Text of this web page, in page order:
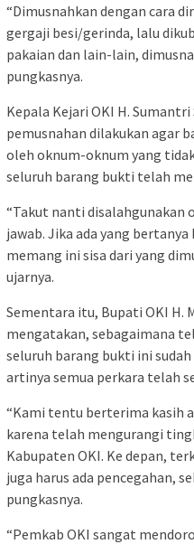
“Dimusnahkan dengan cara
gergaji besi/gerinda, lalu
pakaian dan lain-lain,
pungkasnya.
Kepala Kejari OKI H. Sumantri
pemusnahan dilakukan agar
oleh oknum-oknum yang
seluruh barang bukti telah
“Takut nanti
jawab. Jika ada yang
memang ini sisa dari yang
ujarnya.
Sementara itu, Bupati OKI H.
mengatakan, sebagaimana
seluruh barang bukti ini
artinya semua perkara telah
“Kami tentu berterima kasih
karena telah mengurangi
Kabupaten OKI. Ke depan,
juga harus ada pencegahan,
pungkasnya.
“Pemkab OKI sangat